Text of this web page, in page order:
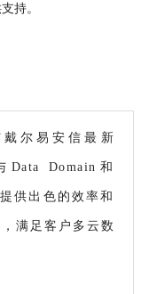
持。
戴尔易安信最新
Domain和
供出色的效率和
满足客户多云数